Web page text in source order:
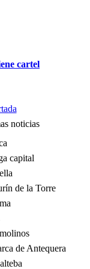
cartel
noticias
capital
de la Torre
de Antequera